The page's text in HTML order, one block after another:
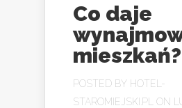
Co daje
mieszkań?
POSTED BY HOTEL-
STAROMIEJSKI.PL
ON